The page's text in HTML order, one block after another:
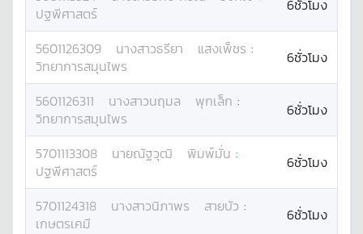
ปฐพีศาสตร์
6ชั่วโมง
5601126309 นางสาวธรียา แสงเพ็ชร :
วิทยาการสมุนไพร
6ชั่วโมง
5601126311 นางสาวนฤมล พุกเล็ก :
วิทยาการสมุนไพร
6ชั่วโมง
5701113308 นายณัฐวุฒิ พิมพ์มั่น :
ปฐพีศาสตร์
6ชั่วโมง
5701124318 นางสาวนิภาพร สายบัว :
เกษตรเคมี
6ชั่วโมง